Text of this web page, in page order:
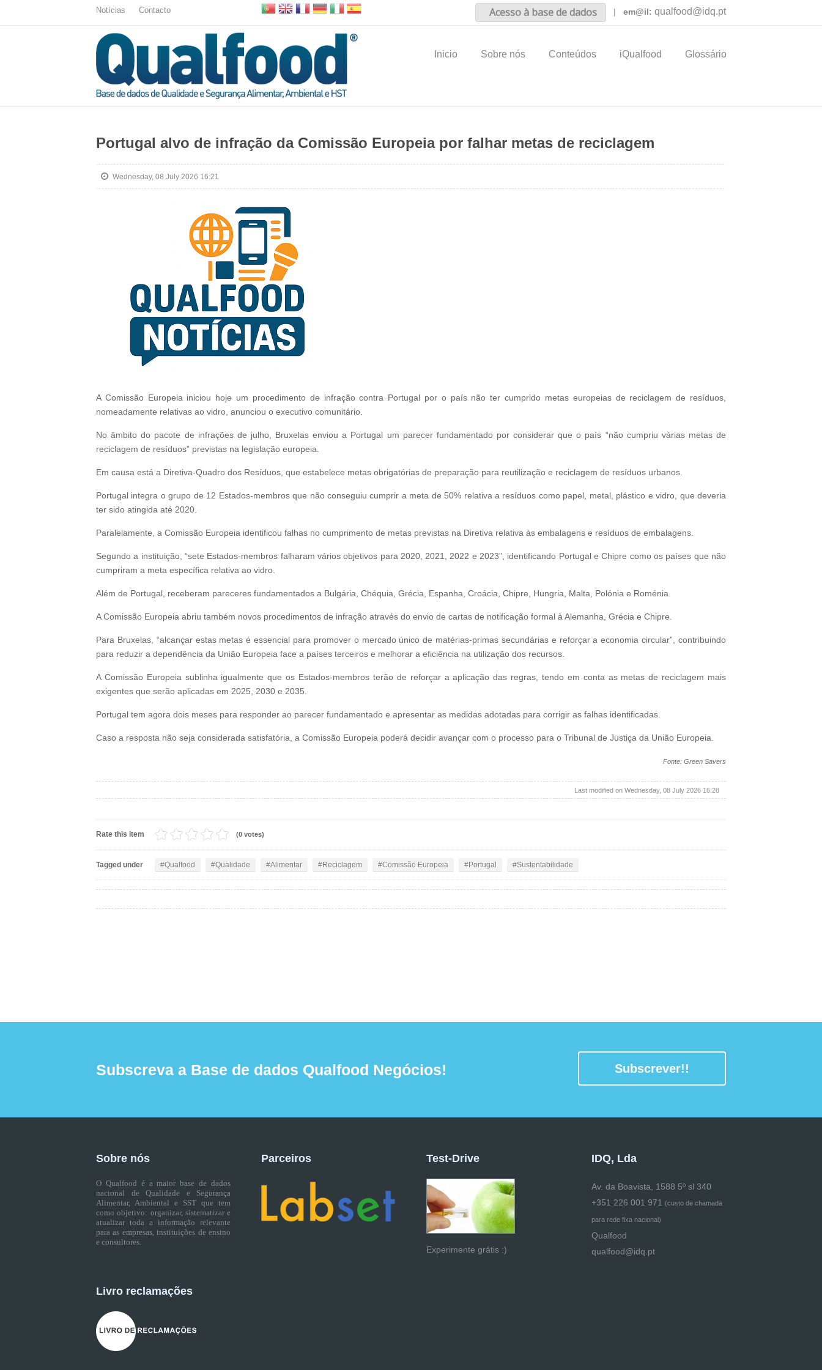
Notícias Contacto Acesso à base de dados | em@il: qualfood@idq.pt
Inicio Sobre nós Conteúdos iQualfood Glossário
Portugal alvo de infração da Comissão Europeia por falhar metas de reciclagem
Wednesday, 08 July 2026 16:21
A Comissão Europeia iniciou hoje um procedimento de infração contra Portugal por o país não ter cumprido metas europeias de reciclagem de resíduos,
nomeadamente relativas ao vidro, anunciou o executivo comunitário.
No âmbito do pacote de infrações de julho, Bruxelas enviou a Portugal um parecer fundamentado por considerar que o país “não cumpriu várias metas de
reciclagem de resíduos” previstas na legislação europeia.
Em causa está a Diretiva-Quadro dos Resíduos, que estabelece metas obrigatórias de preparação para reutilização e reciclagem de resíduos urbanos.
Portugal integra o grupo de 12 Estados-membros que não conseguiu cumprir a meta de 50% relativa a resíduos como papel, metal, plástico e vidro, que deveria
ter sido atingida até 2020.
Paralelamente, a Comissão Europeia identificou falhas no cumprimento de metas previstas na Diretiva relativa às embalagens e resíduos de embalagens.
Segundo a instituição, “sete Estados-membros falharam vários objetivos para 2020, 2021, 2022 e 2023”, identificando Portugal e Chipre como os países que não
cumpriram a meta específica relativa ao vidro.
Além de Portugal, receberam pareceres fundamentados a Bulgária, Chéquia, Grécia, Espanha, Croácia, Chipre, Hungria, Malta, Polónia e Roménia.
A Comissão Europeia abriu também novos procedimentos de infração através do envio de cartas de notificação formal à Alemanha, Grécia e Chipre.
Para Bruxelas, “alcançar estas metas é essencial para promover o mercado único de matérias-primas secundárias e reforçar a economia circular”, contribuindo
para reduzir a dependência da União Europeia face a países terceiros e melhorar a eficiência na utilização dos recursos.
A Comissão Europeia sublinha igualmente que os Estados-membros terão de reforçar a aplicação das regras, tendo em conta as metas de reciclagem mais
exigentes que serão aplicadas em 2025, 2030 e 2035.
Portugal tem agora dois meses para responder ao parecer fundamentado e apresentar as medidas adotadas para corrigir as falhas identificadas.
Caso a resposta não seja considerada satisfatória, a Comissão Europeia poderá decidir avançar com o processo para o Tribunal de Justiça da União Europeia.
Fonte: Green Savers
Last modified on Wednesday, 08 July 2026 16:28
Rate this item (0 votes)
Tagged under Qualfood Qualidade Alimentar Reciclagem Comissão Europeia Portugal Sustentabilidade
Subscreva a Base de dados Qualfood Negócios! Subscrever!!
Sobre nós
O Qualfood é a maior base de dados
nacional de Qualidade e Segurança
Alimentar, Ambiental e SST que tem
como objetivo: organizar, sistematizar e
atualizar toda a informação relevante
para as empresas, instituições de ensino
e consultores.
Livro reclamações
Parceiros Test-Drive
Experimente grátis :)
IDQ, Lda
Av. da Boavista, 1588 5º sl 340
+351 226 001 971 (custo de chamada
para rede fixa nacional)
Qualfood
qualfood@idq.pt